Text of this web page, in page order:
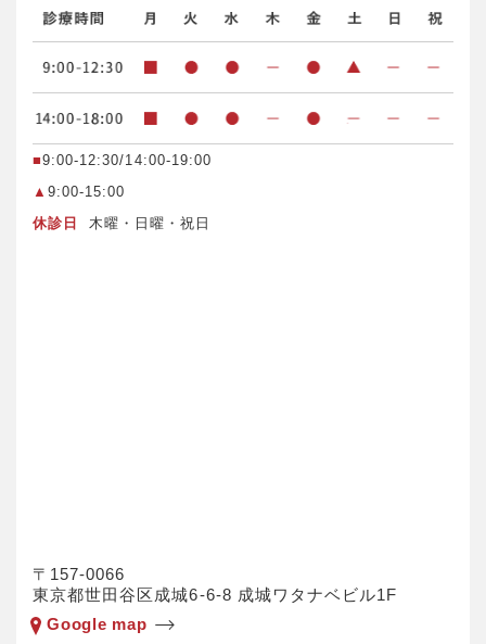
■9:00-12:30/14:00-19:00
▲9:00-15:00
休診日
木曜・日曜・祝日
〒157-0066
東京都世田谷区成城6-6-8 成城ワタナベビル1F
Google map